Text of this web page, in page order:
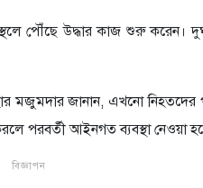
পৌঁছে উদ্ধার কাজ শুরু করেন।
মজুমদার জানান, এখনো
পরবর্তী আইনগত ব্যবস্থা নেওয়া
বিজ্ঞাপন